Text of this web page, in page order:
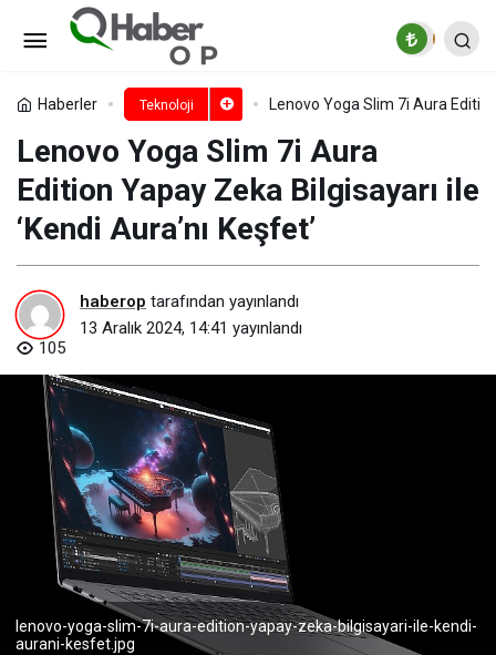
Haberler Teknoloji Lenovo Yoga Slim 7i Aura
Lenovo Yoga Slim 7i Aura
Edition Yapay Zeka Bilgisayarı ile
‘Kendi Aura’nı Keşfet’
haberop tarafından yayınlandı
13 Aralık 2024, 14:41 yayınlandı
105
lenovo-yoga-slim-7i-aura-edition-yapay-zeka-bilgisayari-ile-kendi-
aurani-kesfet.jpg
İkinci el telefon almak güvenli
Yorum Yap